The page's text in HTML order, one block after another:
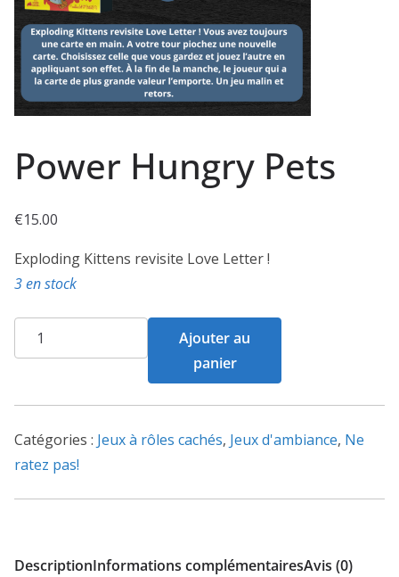
Power Hungry Pets
€15.00
Exploding Kittens revisite Love Letter !
3 en stock
quantité
de
Hungry
Ajouter au
panier
Catégories : Jeux à rôles cachés, Jeux d'ambiance, Ne
ratez pas!
DescriptionInformations complémentairesAvis (0)